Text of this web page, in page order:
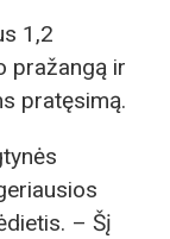
1,2
pražangą ir
pratęsimą.
– Šį